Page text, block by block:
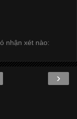
nhận xét nào:
›